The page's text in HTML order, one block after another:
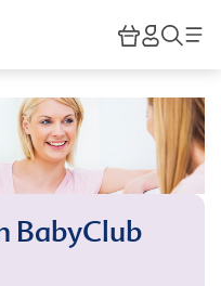
HiPP
BabyClub